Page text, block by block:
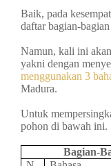
Baik, pada
daftar bagian-
Namun, kali ini
yakni dengan
menggunakan 3
Madura.
Untuk
pohon di bawah ini.
Bagian-